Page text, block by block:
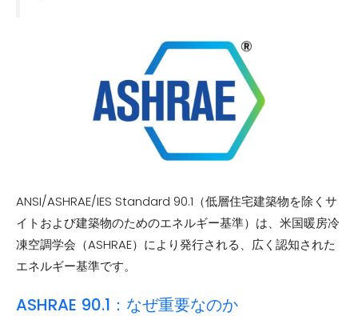
ANSI/ASHRAE/IES Standard 90.1（低層住宅建築物を除くサ
イトおよび建築物のためのエネルギー基準）は、米国暖房冷
凍空調学会（ASHRAE）により発行される、広く認知された
エネルギー基準です。
ASHRAE 90.1：なぜ重要なのか